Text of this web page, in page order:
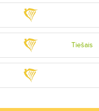
Tiešais